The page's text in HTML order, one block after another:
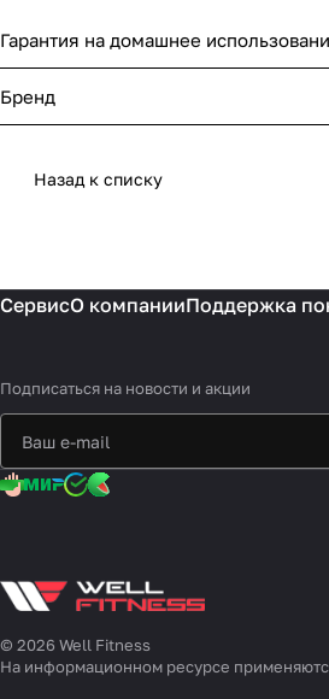
Гарантия на домашнее
Бренд
Назад к списку
СервисО компанииПоддержка
Подписаться на новости и акции
© 2026 Well Fitness
На информационном ресурсе